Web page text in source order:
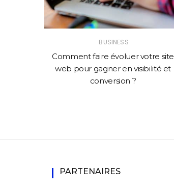
BUSINESS
Comment faire évoluer votre site
web pour gagner en visibilité et
conversion ?
PARTENAIRES